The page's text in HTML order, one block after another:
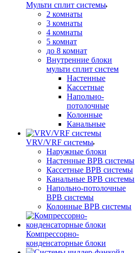
Мульти сплит системы
2 комнаты
3 комнаты
4 комнаты
5 комнат
до 8 комнат
Внутренние блоки
мульти сплит систем
Настенные
Кассетные
Напольно-
потолочные
Колонные
Канальные
VRV/VRF системы
Наружные блоки
Настенные ВРВ системы
Кассетные ВРВ системы
Канальные ВРВ системы
Напольно-потолочные
ВРВ системы
Колонные ВРВ системы
Компрессорно-
конденсаторные блоки